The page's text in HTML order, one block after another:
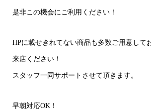
是非この機会にご利用ください！
HPに載せきれてない商品も多数ご用意して
来店ください！
スタッフ一同サポートさせて頂きます。
早朝対応OK！